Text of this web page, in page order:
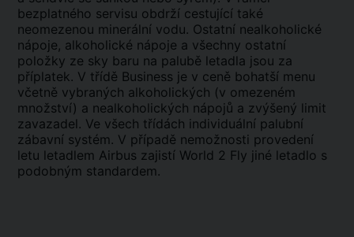
bezplatného servisu obdrží cestující také
neomezenou minerální vodu. Ostatní nealkoholické
nápoje, alkoholické nápoje a všechny ostatní
položky ze sky baru na palubě letadla jsou za
příplatek. V třídě Business je v ceně bohatší menu
včetně vybraných alkoholických (v omezeném
množství) a nealkoholických nápojů a zvýšený limit
zavazadel. Ve všech třídách individuální palubní
zábavní systém. V případě nemožnosti provedení
letu letadlem Airbus zajistí World 2 Fly jiné letadlo s
podobným standardem.